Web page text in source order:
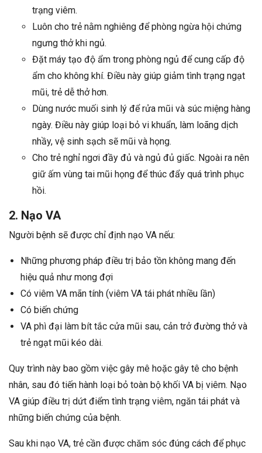
trạng viêm.
Luôn cho trẻ nằm nghiêng để phòng ngừa hội chứng
ngưng thở khi ngủ.
Đặt máy tạo độ ẩm trong phòng ngủ để cung cấp độ
ẩm cho không khí. Điều này giúp giảm tình trạng ngạt
mũi, trẻ dễ thở hơn.
Dùng nước muối sinh lý để rửa mũi và súc miệng hàng
ngày. Điều này giúp loại bỏ vi khuẩn, làm loãng dịch
nhầy, vệ sinh sạch sẽ mũi và họng.
Cho trẻ nghỉ ngơi đầy đủ và ngủ đủ giấc. Ngoài ra nên
giữ ấm vùng tai mũi họng để thúc đẩy quá trình phục
hồi.
2. Nạo VA
Người bệnh sẽ được chỉ định nạo VA nếu:
Những phương pháp điều trị bảo tồn không mang đến
hiệu quả như mong đợi
Có viêm VA mãn tính (viêm VA tái phát nhiều lần)
Có biến chứng
VA phì đại làm bít tắc cửa mũi sau, cản trở đường thở và
trẻ ngạt mũi kéo dài.
Quy trình này bao gồm việc gây mê hoặc gây tê cho bệnh
nhân, sau đó tiến hành loại bỏ toàn bộ khối VA bị viêm. Nạo
VA giúp điều trị dứt điểm tình trạng viêm, ngăn tái phát và
những biến chứng của bệnh.
Sau khi nạo VA, trẻ cần được chăm sóc đúng cách để phục